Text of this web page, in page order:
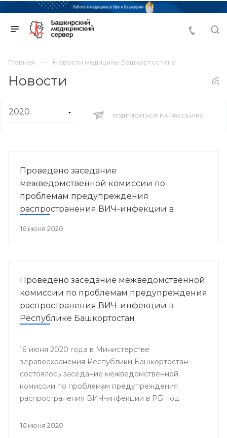
Главная Новости медицины Башкортостана
Новости
ПОДПИСАТЬСЯ НА РАССЫЛКУ
Проведено заседание
межведомственной комиссии по
проблемам предупреждения
распространения ВИЧ-инфекции в
16 июня 2020
Проведено заседание межведомственной
комиссии по проблемам предупреждения
распространения ВИЧ-инфекции в
Республике Башкортостан
16 июня 2020 года в Министерстве
здравоохранения Республики Башкортостан
состоялось заседание межведомственной
комиссии по проблемам предупреждения
распространения ВИЧ-инфекции в РБ под
здравоохранения Республики Башкортостан
16 июня 2020